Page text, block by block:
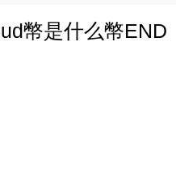
幣是什么幣END